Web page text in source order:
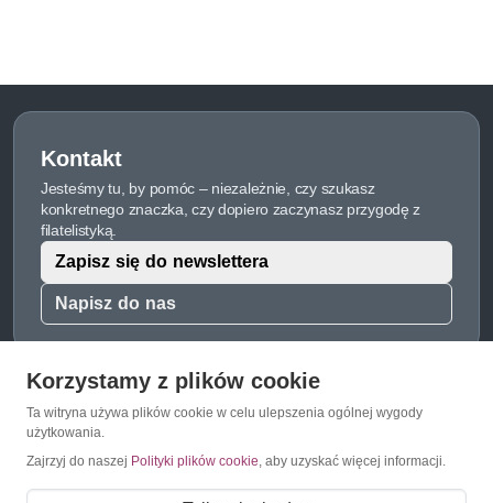
Kontakt
Jesteśmy tu, by pomóc – niezależnie, czy szukasz
konkretnego znaczka, czy dopiero zaczynasz przygodę z
filatelistyką.
Napisz do nas
Zapisz się do newslettera
O Znaczkopol.pl
O nas
Korzystamy z plików cookie
Ta witryna używa plików cookie w celu ulepszenia ogólnej wygody
użytkowania.
Zajrzyj do naszej Polityki plików cookie, aby uzyskać więcej informacji.